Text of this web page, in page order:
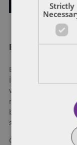
Balcıoğlu Selçuk
vermekte olan bir
müvekkillerimize
büyüme
sunmaktayız.
Özel kişilerden,
Strictly